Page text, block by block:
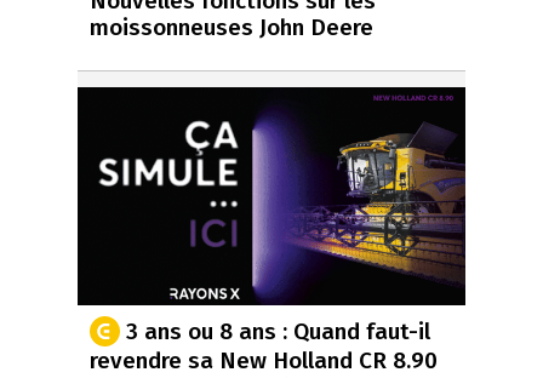
moissonneuses John Deere
3 ans ou 8 ans : Quand faut-il
revendre sa New Holland CR 8.90